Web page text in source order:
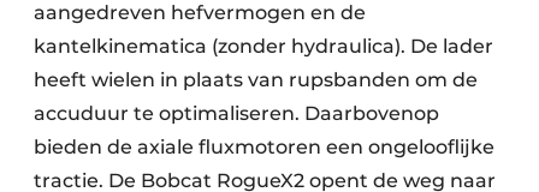
aangedreven hefvermogen en de
kantelkinematica (zonder hydraulica). De lader
heeft wielen in plaats van rupsbanden om de
accuduur te optimaliseren. Daarbovenop
bieden de axiale fluxmotoren een ongelooflijke
tractie. De Bobcat RogueX2 opent de weg naar